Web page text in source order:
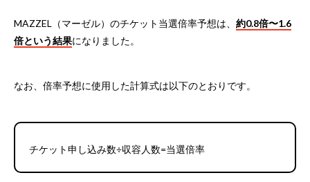
MAZZEL（マーゼル）のチケット当選倍率予想は、 約0.8倍〜1.6
倍という結果になりました。
なお、倍率予想に使用した計算式は以下のとおりです。
チケット申し込み数÷収容人数=当選倍率